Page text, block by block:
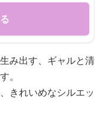
み出す、ギャルと清
。
きれいめなシルエッ